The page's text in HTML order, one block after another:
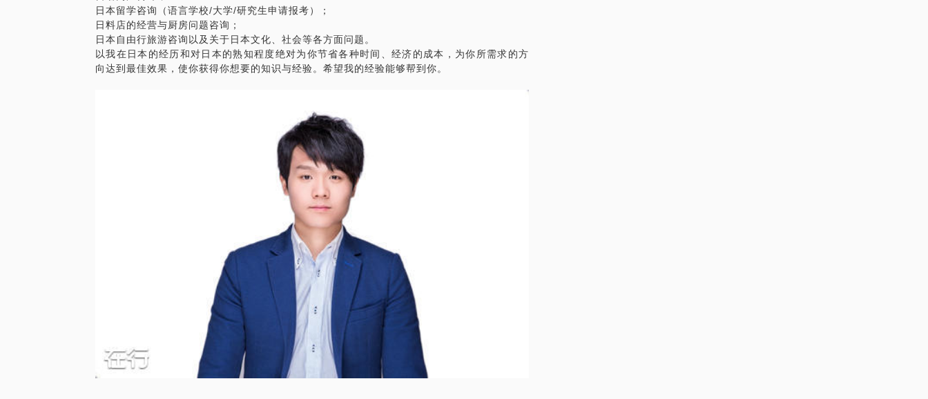
日本留学咨询（语言学校/大学/研究生申请报考）；
日料店的经营与厨房问题咨询；
日本自由行旅游咨询以及关于日本文化、社会等各方面问题。
以我在日本的经历和对日本的熟知程度绝对为你节省各种时间、经济的成本，为你所需求的方
向达到最佳效果，使你获得你想要的知识与经验。希望我的经验能够帮到你。